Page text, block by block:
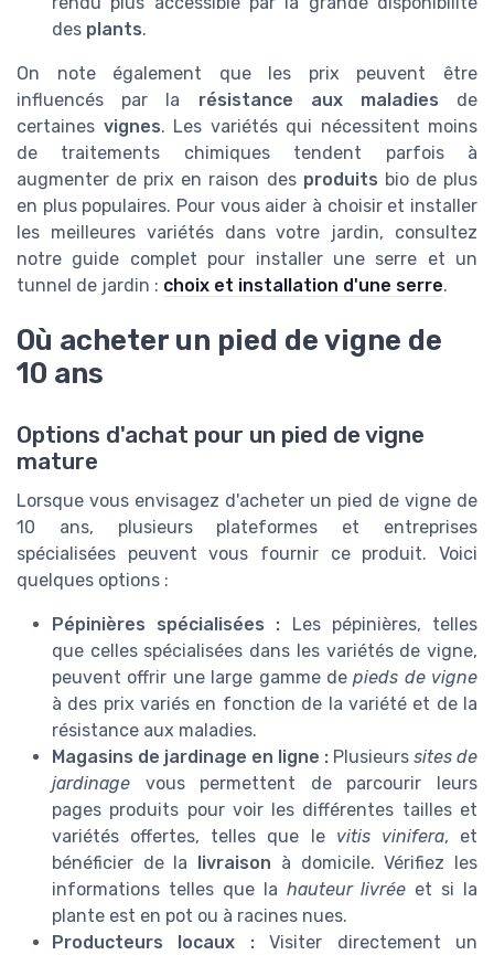
des plants.
On note également que les prix peuvent être
influencés par la résistance aux maladies de
certaines vignes. Les variétés qui nécessitent moins
de traitements chimiques tendent parfois à
augmenter de prix en raison des produits bio de plus
en plus populaires. Pour vous aider à choisir et installer
les meilleures variétés dans votre jardin, consultez
notre guide complet pour installer une serre et un
tunnel de jardin : choix et installation d'une serre.
Où acheter un pied de vigne de
10 ans
Options d'achat pour un pied de vigne
mature
Lorsque vous envisagez d'acheter un pied de vigne de
10 ans, plusieurs plateformes et entreprises
spécialisées peuvent vous fournir ce produit. Voici
quelques options :
Pépinières spécialisées :
Les pépinières, telles
que celles spécialisées dans les variétés de vigne,
peuvent offrir une large gamme depieds de vigne
à des prix variés en fonction de la variété et de la
résistance aux maladies.
Magasins de jardinage en ligne : Plusieurs sites de
jardinage vous permettent de parcourir leurs
pages produits pour voir les différentes tailles et
variétés offertes, telles que le vitis vinifera, et
bénéficier de la
livraison à domicile. Vérifiez les
informations telles que la hauteur livrée et si la
plante est en pot ou à racines nues.
Producteurs locaux :Visiter directement un